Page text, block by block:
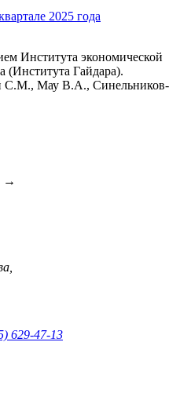
2025 года
Института экономической
(Института Гайдара).
С.М., Мау В.А., Синельников-
→
629-47-13